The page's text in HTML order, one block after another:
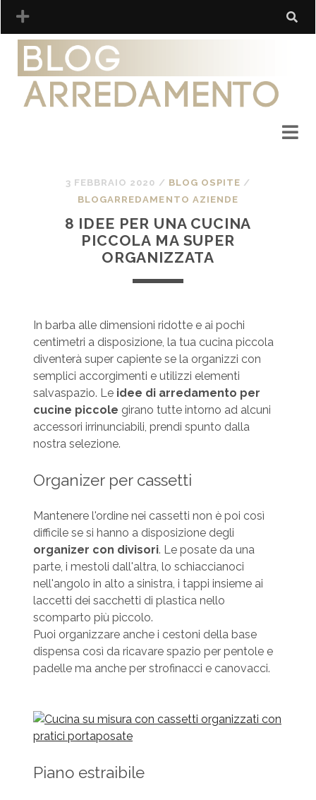
3 FEBBRAIO 2020 / BLOG OSPITE /
BLOGARREDAMENTO AZIENDE
8 IDEE PER UNA CUCINA
PICCOLA MA SUPER
ORGANIZZATA
In barba alle dimensioni ridotte e ai pochi
centimetri a disposizione, la tua cucina piccola
diventerà super capiente se la organizzi con
semplici accorgimenti e utilizzi elementi
salvaspazio. Leidee di arredamento per
cucine piccole girano tutte intorno ad alcuni
accessori irrinunciabili, prendi spunto dalla
nostra selezione.
Organizer per cassetti
Mantenere l'ordine nei cassetti non è poi così
difficile se si hanno a disposizione degli
organizer con divisori. Le posate da una
parte, i mestoli dall'altra, lo schiaccianoci
nell'angolo in alto a sinistra, i tappi insieme ai
laccetti dei sacchetti di plastica nello
scomparto più piccolo.
Puoi organizzare anche i cestoni della base
dispensa così da ricavare spazio per pentole e
padelle ma anche per strofinacci e canovacci.
Piano estraibile